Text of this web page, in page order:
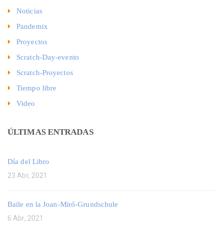
Noticias
Pandemix
Proyectos
Scratch-Day-evento
Scratch-Proyectos
Tiempo libre
Video
ÚLTIMAS ENTRADAS
Día del Libro
23 Abr, 2021
Baile en la Joan-Miró-Grundschule
6 Abr, 2021